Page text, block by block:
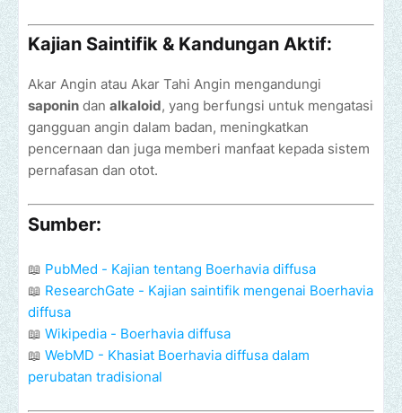
Kajian Saintifik & Kandungan Aktif:
Akar Angin atau Akar Tahi Angin mengandungi
saponin dan alkaloid, yang berfungsi untuk mengatasi
gangguan angin dalam badan, meningkatkan
pencernaan dan juga memberi manfaat kepada sistem
pernafasan dan otot.
Sumber:
📖 PubMed - Kajian tentang Boerhavia diffusa
📖 ResearchGate - Kajian saintifik mengenai Boerhavia
diffusa
📖 Wikipedia - Boerhavia diffusa
📖 WebMD - Khasiat Boerhavia diffusa dalam
perubatan tradisional